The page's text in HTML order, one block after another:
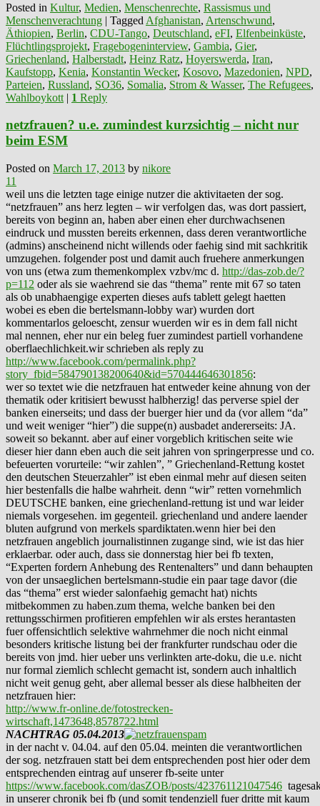
Posted in Kultur, Medien, Menschenrechte, Rassismus und
Menschenverachtung | Tagged Afghanistan, Artenschwund,
Äthiopien, Berlin, CDU-Tango, Deutschland, eFI, Elfenbeinküste,
Flüchtlingsprojekt, Fragebogeninterview, Gambia, Gier,
Griechenland, Halberstadt, Heinz Ratz, Hoyerswerda, Iran,
Kaufstopp, Kenia, Konstantin Wecker, Kosovo, Mazedonien, NPD,
Parteien, Russland, SO36, Somalia, Strom & Wasser, The Refugees,
Wahlboykott | 1 Reply
netzfrauen? u.e. zumindest kurzsichtig – nicht nur
beim ESM
Posted on March 17, 2013 by nikore
11
weil uns die letzten tage einige nutzer die aktivitaeten der sog.
“netzfrauen” ans herz legten – wir verfolgen das, was dort passiert,
bereits von beginn an, haben aber einen eher durchwachsenen
eindruck und mussten bereits erkennen, dass deren verantwortliche
(admins) anscheinend nicht willends oder faehig sind mit sachkritik
umzugehen. folgender post und damit auch fruehere anmerkungen
von uns (etwa zum themenkomplex vzbv/mc d. http://das-zob.de/?
p=112 oder als sie waehrend sie das “thema” rente mit 67 so taten
als ob unabhaengige experten dieses aufs tablett gelegt haetten
wobei es eben die bertelsmann-lobby war) wurden dort
kommentarlos geloescht, zensur wuerden wir es in dem fall nicht
mal nennen, eher nur ein beleg fuer zumindest partiell vorhandene
oberflaechlichkeit.wir schrieben als reply zu
http://www.facebook.com/permalink.php?
story_fbid=584790138200640&id=570444646301856:
wer so textet wie die netzfrauen hat entweder keine ahnung von der
thematik oder kritisiert bewusst halbherzig! das perverse spiel der
banken einerseits; und dass der buerger hier und da (vor allem “da”
und weit weniger “hier”) die suppe(n) ausbadet andererseits: JA.
soweit so bekannt. aber auf einer vorgeblich kritischen seite wie
dieser hier dann eben auch die seit jahren von springerpresse und co.
befeuerten vorurteile: “wir zahlen”, ” Griechenland-Rettung kostet
den deutschen Steuerzahler” ist eben einmal mehr auf diesen seiten
hier bestenfalls die halbe wahrheit. denn “wir” retten vornehmlich
DEUTSCHE banken, eine griechenland-rettung ist und war leider
niemals vorgesehen. im gegenteil. griechenland und andere laender
bluten aufgrund von merkels spardiktaten.wenn hier bei den
netzfrauen angeblich journalistinnen zugange sind, wie ist das hier
erklaerbar. oder auch, dass sie donnerstag hier bei fb texten,
“Experten fordern Anhebung des Rentenalters” und dann behaupten
von der unsaeglichen bertelsmann-studie ein paar tage davor (die
das “thema” erst wieder salonfaehig gemacht hat) nichts
mitbekommen zu haben.zum thema, welche banken bei den
rettungsschirmen profitieren empfehlen wir als erstes herantasten
fuer offensichtlich selektive wahrnehmer die noch nicht einmal
besonders kritische listung bei der frankfurter rundschau oder die
bereits von jmd. hier ueber uns verlinkten arte-doku, die u.e. nicht
nur formal ziemlich schlecht gemacht ist, sondern auch inhaltlich
nicht weit genug geht, aber allemal besser als diese halbheiten der
netzfrauen hier:
http://www.fr-online.de/fotostrecken-
wirtschaft,1473648,8578722.html
NACHTRAG 05.04.2013
in der nacht v. 04.04. auf den 05.04. meinten die verantwortlichen
der sog. netzfrauen statt bei dem entsprechenden post hier oder dem
entsprechenden eintrag auf unserer fb-seite unter
https://www.facebook.com/dasZOB/posts/423761121047546
in unserer chronik bei fb (und somit tendenziell fuer dritte mit kaum